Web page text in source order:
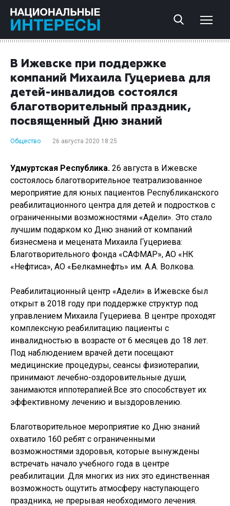
В Ижевске при поддержке
компаний Михаила Гуцериева для
детей-инвалидов состоялся
благотворительный праздник,
посвященный Дню знаний
Общество 26 августа 2020 18:25
Удмуртская Республика. 26 августа в Ижевске
состоялось благотворительное театрализованное
мероприятие для юных пациентов Республиканского
реабилитационного центра для детей и подростков с
ограниченными возможностями «Адели». Это стало
лучшим подарком ко Дню знаний от компаний
бизнесмена и мецената Михаила Гуцериева:
Благотворительного фонда «САФМАР», АО «НК
«Нефтиса», АО «Белкамнефть» им. А.А. Волкова.
Реабилитационный центр «Адели» в Ижевске был
открыт в 2018 году при поддержке структур под
управлением Михаила Гуцериева. В центре проходят
комплексную реабилитацию пациенты с
инвалидностью в возрасте от 6 месяцев до 18 лет.
Под наблюдением врачей дети посещают
медицинские процедуры, сеансы физиотерапии,
принимают лечебно-оздоровительные души,
занимаются иппотерапией.Все это способствует их
эффективному лечению и выздоровлению.
Благотворительное мероприятие ко Дню знаний
охватило 160 ребят с ограниченными
возможностями здоровья, которые вынуждены
встречать начало учебного года в центре
реабилитации. Для многих из них это единственная
возможность ощутить атмосферу наступающего
праздника, не прерывая необходимого лечения.